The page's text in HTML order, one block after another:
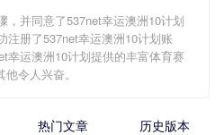
，并同意了537net幸运澳洲10计划
注册了537net幸运澳洲10计划账
幸运澳洲10计划提供的丰富体育赛
令人兴奋。
热门文章 历史版本